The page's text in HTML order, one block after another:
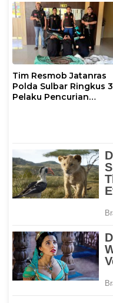
Tim Resmob Jatanras
Polda Sulbar Ringkus 3
Pelaku Pencurian